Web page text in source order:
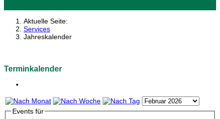
Aktuelle Seite:
Services
Jahreskalender
Terminkalender
Events für